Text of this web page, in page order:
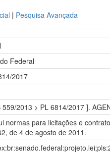
| Pesquisa Avançada
Federal
2017
559/2013 > PL 6814/2017 ].
normas para licitações e
de 4 de agosto de 2011.